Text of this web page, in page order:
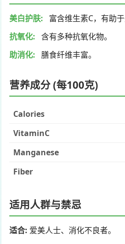
美白护肤:
富含维生素C，有助于
抗氧化: 含有多种抗氧化物。
助消化: 膳食纤维丰富。
营养成分 (每100克)
Calories
VitaminC
Manganese
Fiber
适用人群与禁忌
适合: 爱美人士、消化不良者。